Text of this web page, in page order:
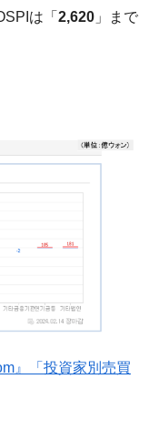
りになって抗議活
決して良くない。
費者院が『クーパ
総額3兆7,000億
世代駆逐艦
急進！ 日米の協調
月で対前年同期比
は「 2,620 」まで
』「投資家別売買